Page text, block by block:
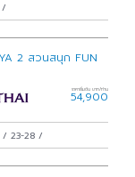
/
2 สวนสนุก FUN
ราคาเริ่มต้น บาท/ท่าน
54,900
/23-28/